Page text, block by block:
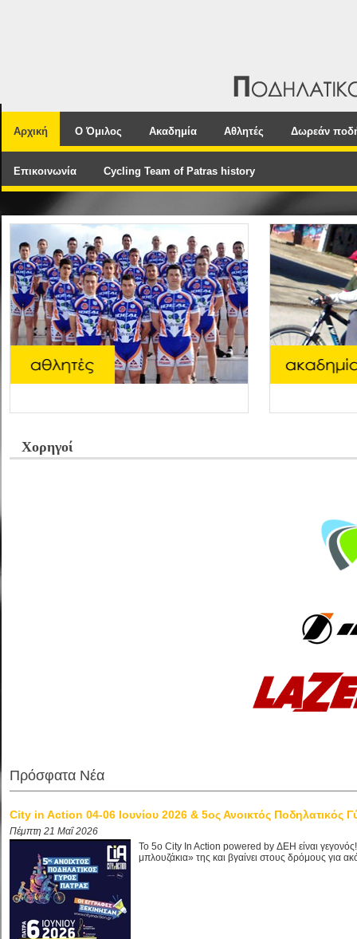
Αρχική Ο Όμιλος Ακαδημία Αθλητές Δωρεάν
Επικοινωνία Cycling Team of Patras history
Χορηγοί
Πρόσφατα Νέα
City in Action 04-06 Ιουνίου 2026 & 5ος Ανοικτός Ποδηλατικός
Πέμπτη 21 Μαΐ 2026
Το 5ο City In Action powered by ΔΕΗ είναι
μπλουζάκια» της και βγαίνει στους δρόμους για